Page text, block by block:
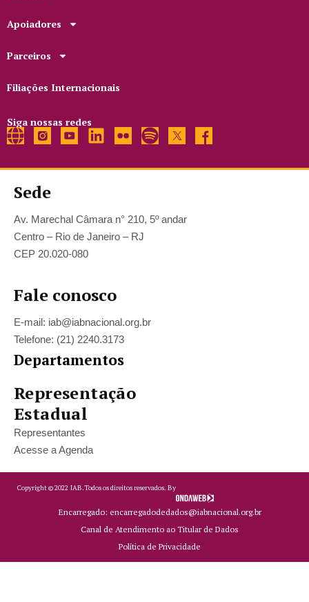
Apoiadores
Parceiros
Filiações Internacionais
Siga nossas redes
Sede
Av. Marechal Câmara n° 210, 5º andar
Centro – Rio de Janeiro – RJ
CEP 20.020-080
Fale conosco
E-mail: iab@iabnacional.org.br
Telefone: (21) 2240.3173
Departamentos
Representação
Estadual
Representantes
Acesse a Agenda
Copyright ©2022 IAB.Todos os direitos reservados. By
Encarregado: encarregadodedados@iabnacional.org.br
Canal de Atendimento ao Titular de Dados
Política de Privacidade